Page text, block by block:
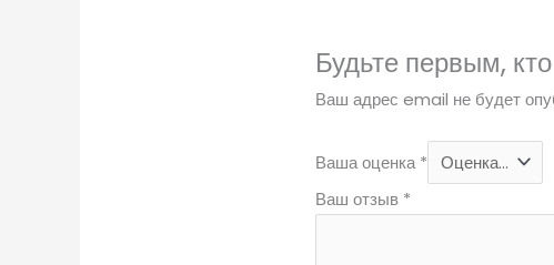
Будьте первым,
Ваш адрес email не будет
Ваша оценка*
Ваш отзыв *